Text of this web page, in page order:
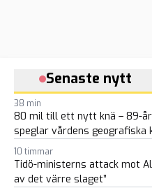
Senaste nytt
38 min
80 mil till ett nytt knä – 89-
speglar vårdens geografiska
10 timmar
Tidö-ministerns attack mot
av det värre slaget”